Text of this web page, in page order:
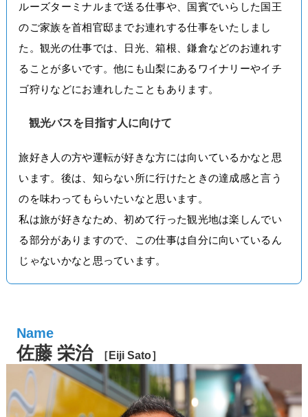
ルーズターミナルまで送る仕事や、国賓でいらした国王
のご家族を首相官邸までお連れする仕事をいたしまし
た。観光の仕事では、日光、箱根、鎌倉などのお連れす
ることが多いです。他にも山梨にあるワイナリーやイチ
ゴ狩りなどにお連れしたこともあります。
観光バスを目指す人に向けて
旅好き人の方や運転が好きな方には向いているかなと思
います。後は、知らない所に行けたときの達成感と言う
のを味わってもらいたいなと思います。
私は旅が好きなため、初めて行った観光地は楽しんでい
る部分がありますので、この仕事は自分に向いているん
じゃないかなと思っています。
佐藤 栄治 ［Eiji Sato］